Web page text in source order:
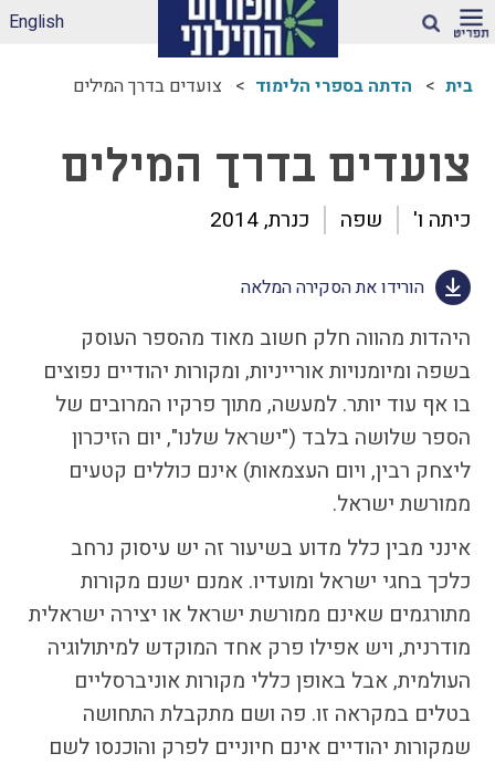
ונטול הדתה
דיווחי הדתה: עדכונים
מהשטח
עמותות דתיות בגנים
– מה ניתן לעשות?
תכנית הלימודים
במקצוע תרבות
יהודית-ישראלית –
תכנית מדיתה
הדתה בצה"ל
התמודדות עם הדתה
מהי הדתה? ומהי
חילוניות?
כיצד למנוע הדתה?
עושים?
המדריך להורה החילוני
המדריך למורה: תרבות
יהודית-ישראלית
English
בית הדתה בספרי הלימוד צועדים בדרך המילים
צועדים בדרך המילים
כיתה ו' שפה כנרת, 2014
הורידו את הסקירה המלאה
היהדות מהווה חלק חשוב מאוד מהספר העוסק
בשפה ומיומנויות אורייניות, ומקורות יהודיים נפוצים
בו אף עוד יותר. למעשה, מתוך פרקיו המרובים של
הספר שלושה בלבד ("ישראל שלנו", יום הזיכרון
ליצחק רבין, ויום העצמאות) אינם כוללים קטעים
ממורשת ישראל.
אינני מבין כלל מדוע בשיעור זה יש עיסוק נרחב
כלכך בחגי ישראל ומועדיו. אמנם ישנם מקורות
מתורגמים שאינם ממורשת ישראל או יצירה ישראלית
מודרנית, ויש אפילו פרק אחד המוקדש למיתולוגיה
העולמית, אבל באופן כללי מקורות אוניברסליים
בטלים במקראה זו. פה ושם מתקבלת התחושה
שמקורות יהודיים אינם חיוניים לפרק והוכנסו לשם